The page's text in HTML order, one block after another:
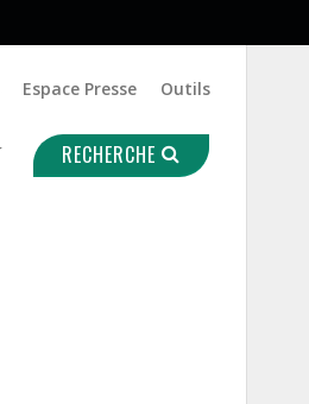
Espace Presse Outils
RECHERCHE